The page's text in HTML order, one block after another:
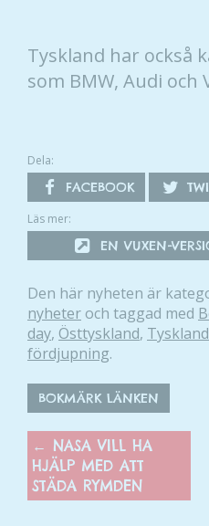
Tyskland har också
som BMW, Audi och
Dela:
FACEBOOK
Läs mer:
EN VUXEN-
Den här nyheten är
nyheter och taggad med
day, Östtyskland, Tyskland
fördjupning.
BOKMÄRK LÄNKEN
← NASA VILL HA
HJÄLP MED ATT
STÄDA RYMDEN